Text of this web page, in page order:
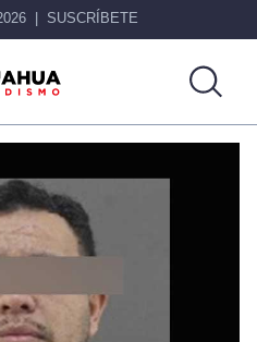
SUSCRÍBETE